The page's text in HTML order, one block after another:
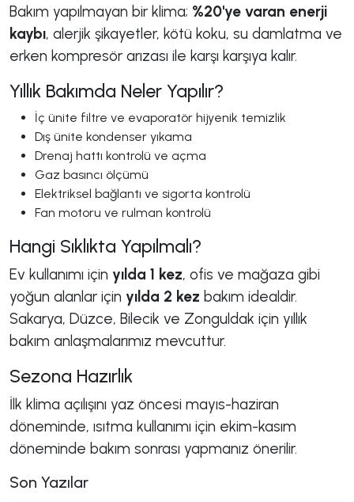
Bakım yapılmayan bir klima; %20'ye varan enerji
kaybı, alerjik şikayetler, kötü koku, su damlatma ve
erken kompresör arızası ile karşı karşıya kalır.
Yıllık Bakımda Neler Yapılır?
İç ünite filtre ve evaporatör hijyenik temizlik
Dış ünite kondenser yıkama
Drenaj hattı kontrolü ve açma
Gaz basıncı ölçümü
Elektriksel bağlantı ve sigorta kontrolü
Fan motoru ve rulman kontrolü
Hangi Sıklıkta Yapılmalı?
Ev kullanımı için yılda 1 kez, ofis ve mağaza gibi
yoğun alanlar için yılda 2 kez bakım idealdir.
Sakarya, Düzce, Bilecik ve Zonguldak için yıllık
bakım anlaşmalarımız mevcuttur.
Sezona Hazırlık
İlk klima açılışını yaz öncesi mayıs-haziran
döneminde, ısıtma kullanımı için ekim-kasım
döneminde bakım sonrası yapmanız önerilir.
Son Yazılar